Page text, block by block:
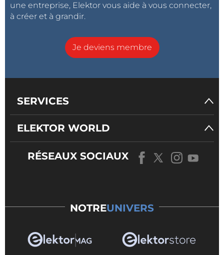
une entreprise, Elektor vous aide à vous connecter,
à créer et à grandir.
Je deviens membre
SERVICES
ELEKTOR WORLD
RÉSEAUX SOCIAUX
NOTREUNIVERS